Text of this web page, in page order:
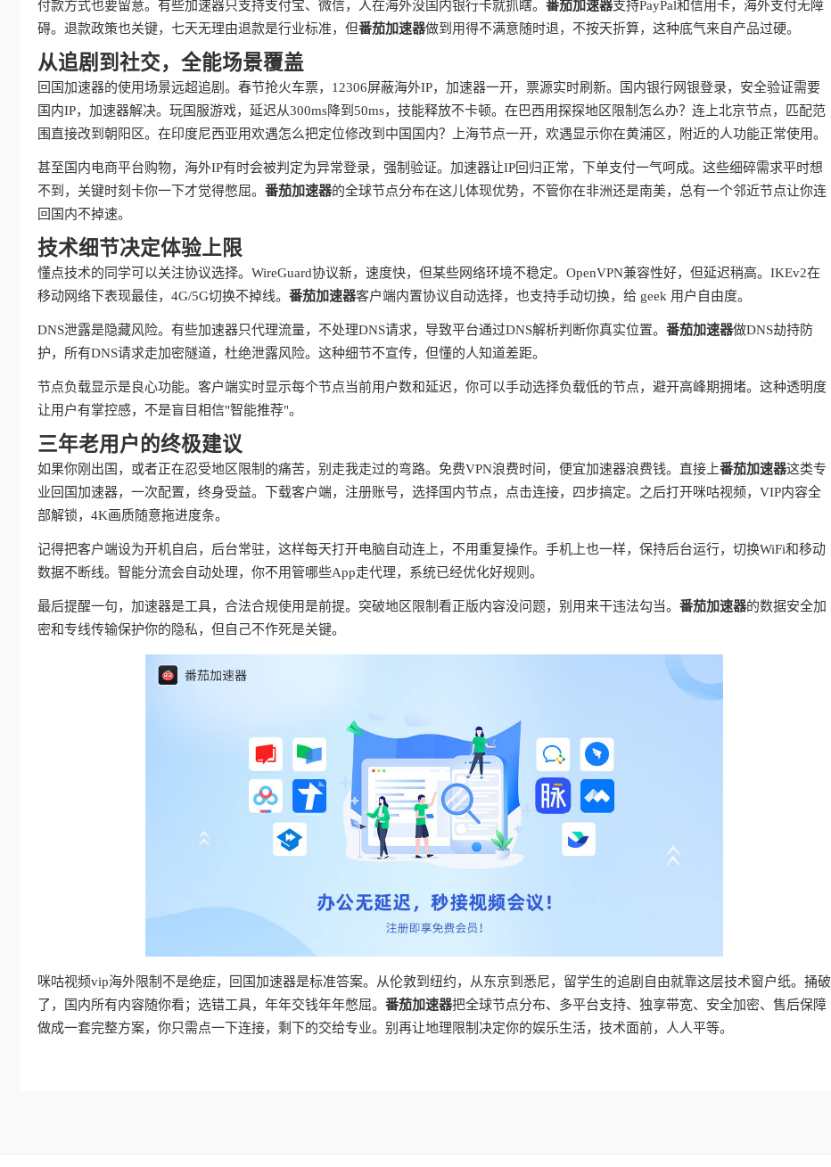
付款方式也要留意。有些加速器只支持支付宝、微信，人在海外没国内银行卡就抓瞎。 番茄加速器支持PayPal和信用卡，海外支付无障
碍。退款政策也关键，七天无理由退款是行业标准，但番茄加速器做到用得不满意随时退，不按天折算，这种底气来自产品过硬。
从追剧到社交，全能场景覆盖
回国加速器的使用场景远超追剧。春节抢火车票，12306屏蔽海外IP，加速器一开，票源实时刷新。国内银行网银登录，安全验证需要
国内IP，加速器解决。玩国服游戏，延迟从300ms降到50ms，技能释放不卡顿。在巴西用探探地区限制怎么办？连上北京节点，匹配范
围直接改到朝阳区。在印度尼西亚用欢遇怎么把定位修改到中国国内？上海节点一开，欢遇显示你在黄浦区，附近的人功能正常使用。
甚至国内电商平台购物，海外IP有时会被判定为异常登录，强制验证。加速器让IP回归正常，下单支付一气呵成。这些细碎需求平时想
不到，关键时刻卡你一下才觉得憋屈。 番茄加速器的全球节点分布在这儿体现优势，不管你在非洲还是南美，总有一个邻近节点让你连
回国内不掉速。
技术细节决定体验上限
懂点技术的同学可以关注协议选择。WireGuard协议新，速度快，但某些网络环境不稳定。OpenVPN兼容性好，但延迟稍高。IKEv2在
移动网络下表现最佳，4G/5G切换不掉线。 番茄加速器客户端内置协议自动选择，也支持手动切换，给 geek 用户自由度。
DNS泄露是隐藏风险。有些加速器只代理流量，不处理DNS请求，导致平台通过DNS解析判断你真实位置。 番茄加速器做DNS劫持防
护，所有DNS请求走加密隧道，杜绝泄露风险。这种细节不宣传，但懂的人知道差距。
节点负载显示是良心功能。客户端实时显示每个节点当前用户数和延迟，你可以手动选择负载低的节点，避开高峰期拥堵。这种透明度
让用户有掌控感，不是盲目相信"智能推荐"。
三年老用户的终极建议
如果你刚出国，或者正在忍受地区限制的痛苦，别走我走过的弯路。免费VPN浪费时间，便宜加速器浪费钱。直接上番茄加速器这类专
业回国加速器，一次配置，终身受益。下载客户端，注册账号，选择国内节点，点击连接，四步搞定。之后打开咪咕视频，VIP内容全
部解锁，4K画质随意拖进度条。
记得把客户端设为开机自启，后台常驻，这样每天打开电脑自动连上，不用重复操作。手机上也一样，保持后台运行，切换WiFi和移动
数据不断线。智能分流会自动处理，你不用管哪些App走代理，系统已经优化好规则。
最后提醒一句，加速器是工具，合法合规使用是前提。突破地区限制看正版内容没问题，别用来干违法勾当。 番茄加速器的数据安全加
密和专线传输保护你的隐私，但自己不作死是关键。
咪咕视频vip海外限制不是绝症，回国加速器是标准答案。从伦敦到纽约，从东京到悉尼，留学生的追剧自由就靠这层技术窗户纸。捅破
了，国内所有内容随你看；选错工具，年年交钱年年憋屈。 番茄加速器把全球节点分布、多平台支持、独享带宽、安全加密、售后保障
做成一套完整方案，你只需点一下连接，剩下的交给专业。别再让地理限制决定你的娱乐生活，技术面前，人人平等。